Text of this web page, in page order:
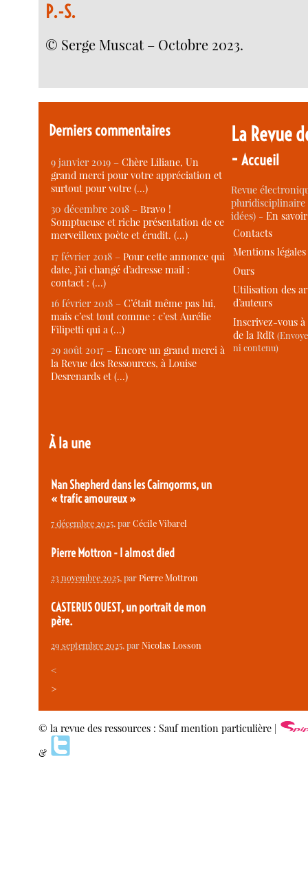
P.-S.
© Serge Muscat – Octobre 2023.
Derniers commentaires
9 janvier 2019 –Chère Liliane, Un
grand merci pour votre appréciation et
surtout pour votre (…)
30 décembre 2018 –Bravo !
Somptueuse et riche présentation de ce
merveilleux poète et érudit. (…)
17 février 2018 –Pour cette annonce qui
date, j’ai changé d’adresse mail :
contact : (…)
16 février 2018 –C’était même pas lui,
mais c’est tout comme : c’est Aurélie
Filipetti qui a (…)
29 août 2017 –Encore un grand merci à
la Revue des Ressources, à Louise
Desrenards et (…)
À la une
Nan Shepherd dans les Cairngorms, un
« trafic amoureux »
7 décembre 2025, parCécile Vibarel
Pierre Mottron - I almost died
23 novembre 2025, parPierre Mottron
CASTERUS OUEST, un portrait de mon
père.
29 septembre 2025, parNicolas Losson
<
>
La Revue
-Accueil
Revue
idées) -En
Contacts
Mentions légales
Ours
Utilisation des
d’auteurs
Inscrivez-vous
de la RdR
ni contenu)
© la revue des ressources : Sauf mention particulière |
&